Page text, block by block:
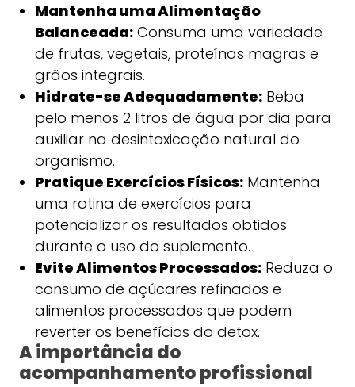
Mantenha uma Alimentação
Balanceada:Consuma uma variedade
de frutas, vegetais, proteínas magras e
grãos integrais.
Hidrate-se Adequadamente:Beba
pelo menos 2 litros de água por dia para
auxiliar na desintoxicação natural do
organismo.
Pratique Exercícios Físicos:Mantenha
uma rotina de exercícios para
potencializar os resultados obtidos
durante o uso do suplemento.
Evite Alimentos Processados:Reduza o
consumo de açúcares refinados e
alimentos processados que podem
reverter os benefícios do detox.
A importância do
acompanhamento profissional